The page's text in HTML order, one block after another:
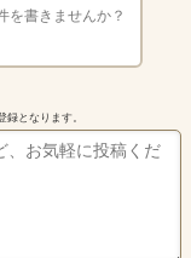
を書きませんか？
となります。